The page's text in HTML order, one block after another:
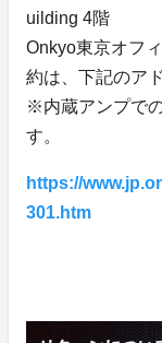
uilding 4階
Onkyo東京オフ
約は、下記のア
※内蔵アンプで
す。
https://
301.htm